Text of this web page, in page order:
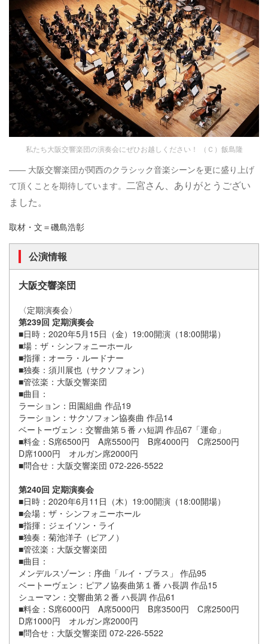
私たち大阪交響楽団の演奏会にぜひお越しください！ （Ｃ）飯島隆
―― 大阪交響楽団が関西のクラシック音楽シーンを更に盛り上げ
て頂くことを期待しています。 二宮さん、ありがとうござい
ました。
取材・文＝磯島浩彰
公演情報
大阪交響楽団
〈定期演奏会〉
第239回 定期演奏会
■日時：2020年5月15日（金）19:00開演（18:00開場）
■場：ザ・シンフォニーホール
■指揮：オーラ・ルードナー
■独奏：須川展也（サクソフォン）
■管弦楽：大阪交響楽団
■曲目：
ラーション：田園組曲 作品19
ラーション：サクソフォン協奏曲 作品14
ベートーヴェン：交響曲第５番 ハ短調 作品67「運命」
■料金：S席6500円 A席5500円 B席4000円 C席2500円
D席1000円 オルガン席2000円
■問合せ：大阪交響楽団 072-226-5522
第240回 定期演奏会
■日時：2020年6月11日（木）19:00開演（18:00開場）
■会場：ザ・シンフォニーホール
■指揮：ジェイソン・ライ
■独奏：菊池洋子（ピアノ）
■管弦楽：大阪交響楽団
■曲目：
メンデルスゾーン：序曲「ルイ・ブラス」 作品95
ベートーヴェン：ピアノ協奏曲第１番 ハ長調 作品15
シューマン：交響曲第２番 ハ長調 作品61
■料金：S席6000円 A席5000円 B席3500円 C席2500円
D席1000円 オルガン席2000円
■問合せ：大阪交響楽団 072-226-5522